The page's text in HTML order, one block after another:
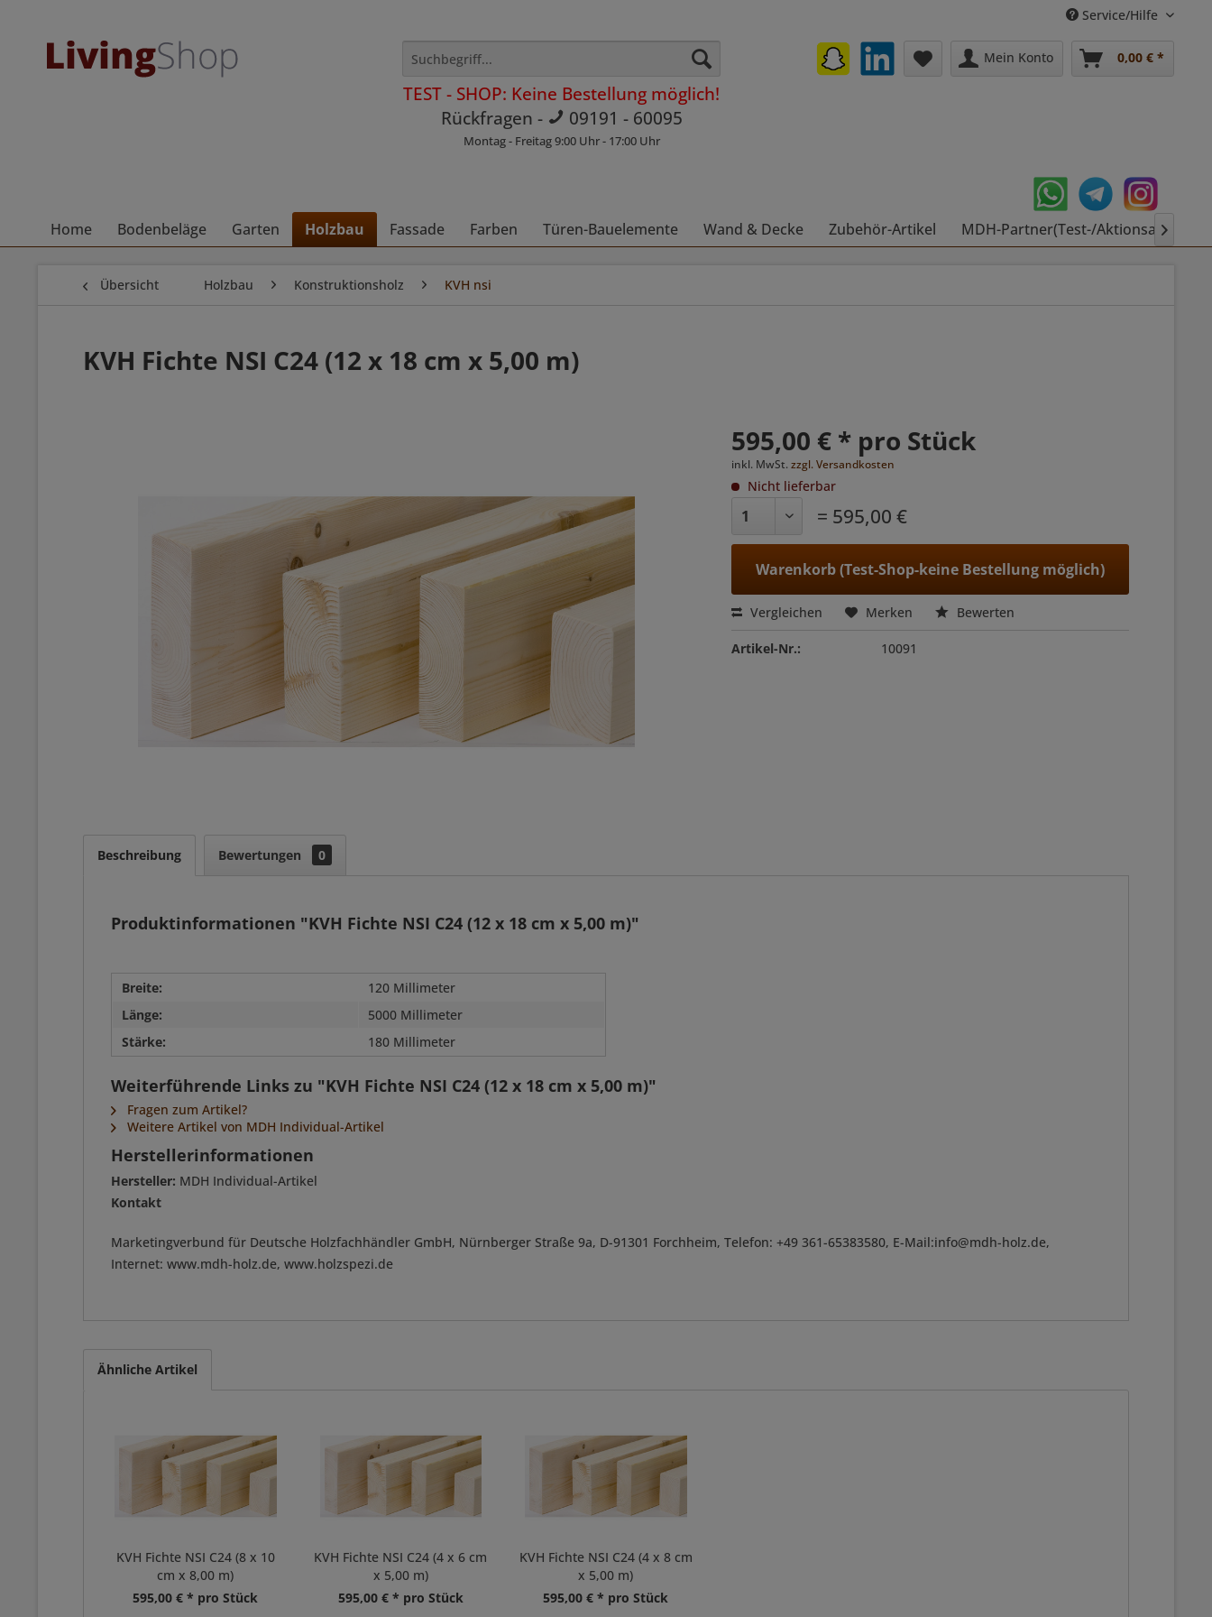
Service/Hilfe
TEST - SHOP: Keine Bestellung möglich!
Rückfragen -
09191 - 60095
Montag - Freitag 9:00 Uhr - 17:00 Uhr
Mein Konto 0,00 € *
Home Bodenbeläge Garten Holzbau Fassade Farben Türen-Bauelemente Wand & Decke Zubehör-Artikel MDH-Partner(Test-/Aktionsartikel)

Übersicht Holzbau Konstruktionsholz KVH nsi
KVH Fichte NSI C24 (12 x 18 cm x 5,00 m)
595,00 € * pro Stück
inkl. MwSt.zzgl. Versandkosten
Nicht lieferbar
= 595,00 €
Warenkorb (Test-Shop-keine Bestellung möglich)
Vergleichen Merken Bewerten
Artikel-Nr.: 10091
Beschreibung Bewertungen 0
Produktinformationen "KVH Fichte NSI C24 (12 x 18 cm x 5,00 m)"
Breite:
120 Millimeter
Länge:
5000 Millimeter
Stärke:
180 Millimeter
Weiterführende Links zu "KVH Fichte NSI C24 (12 x 18 cm x 5,00 m)"
Fragen zum Artikel?
Weitere Artikel von MDH Individual-Artikel
Herstellerinformationen
Hersteller: MDH Individual-Artikel
Kontakt
Marketingverbund für Deutsche Holzfachhändler GmbH, Nürnberger Straße 9a, D-91301 Forchheim, Telefon: +49 361-65383580, E-Mail:info@mdh-holz.de,
Internet: www.mdh-holz.de, www.holzspezi.de
Ähnliche Artikel
KVH Fichte NSI C24 (8 x 10
cm x 8,00 m)
595,00 € * pro Stück
KVH Fichte NSI C24 (4 x 6 cm
x 5,00 m)
595,00 € * pro Stück
KVH Fichte NSI C24 (4 x 8 cm
x 5,00 m)
595,00 € * pro Stück